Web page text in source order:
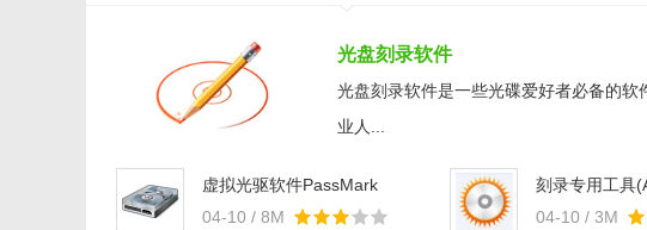
光盘刻录软件
光盘刻录软件是一些光碟爱好者必备的
业人...
虚拟光驱软件PassMark
04-10 / 8M
刻录专用工具
04-10 / 3M